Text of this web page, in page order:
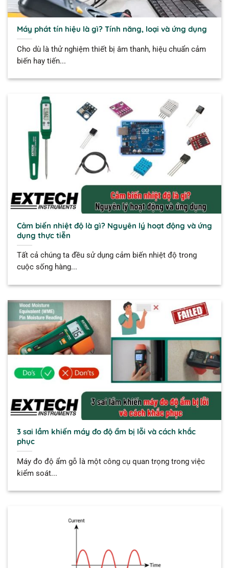
Máy phát tín hiệu là gì? Tính năng, loại và ứng dụng
Cho dù là thử nghiệm thiết bị âm thanh, hiệu chuẩn cảm
biến hay tiến...
Cảm biến nhiệt độ là gì? Nguyên lý hoạt động và ứng
dụng thực tiễn
Tất cả chúng ta đều sử dụng cảm biến nhiệt độ trong
cuộc sống hàng...
3 sai lầm khiến máy đo độ ẩm bị lỗi và cách khắc
phục
Máy đo độ ẩm gỗ là một công cụ quan trọng trong việc
kiểm soát...